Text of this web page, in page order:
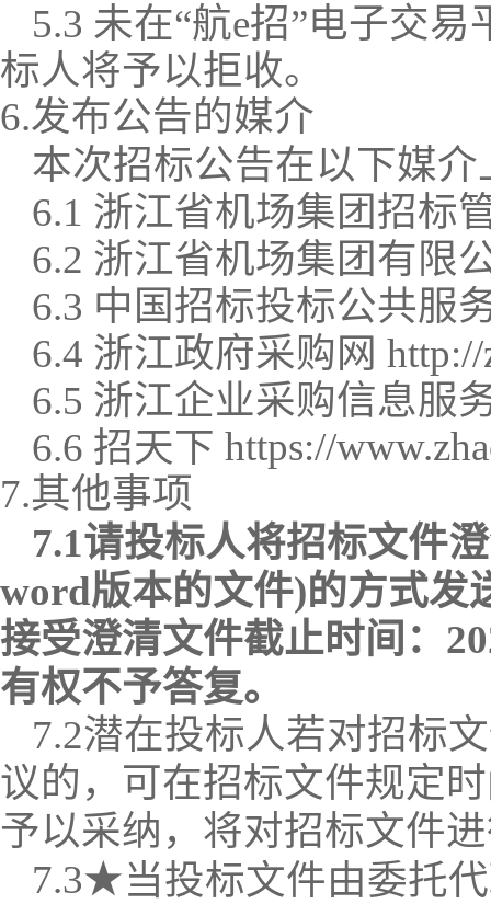
5.3 未在“航e招”电子交易
标人将予以拒收。
6.发布公告的媒介
本次招标公告在以下媒介
6.1 浙江省机场集团招标
6.2 浙江省机场集团有限
6.3 中国招标投标公共服
6.4 浙江政府采购网 http://
6.5 浙江企业采购信息服
6.6 招天下 https://
7.其他事项
7.1请投标人将招标文件
word版本的文件)的方式发
接受澄清文件截止时间：
有权不予答复。
7.2潜在投标人若对招标
议的，可在招标文件规定
予以采纳，将对招标文件
7.3★当投标文件由委托